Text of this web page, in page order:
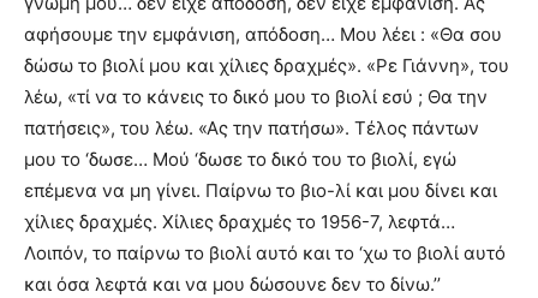
αφήσουμε την εμφάνιση, απόδοση… Μου λέει : «Θα σου
δώσω το βιολί μου και χίλιες δραχμές». «Ρε Γιάννη», του
λέω, «τί να το κάνεις το δικό μου το βιολί εσύ ; Θα την
πατήσεις», του λέω. «Ας την πατήσω». Τέλος πάντων
μου το ‘δωσε… Μού ‘δωσε το δικό του το βιολί, εγώ
επέμενα να μη γίνει. Παίρνω το βιο-λί και μου δίνει και
χίλιες δραχμές. Χίλιες δραχμές το 1956-7, λεφτά…
Λοιπόν, το παίρνω το βιολί αυτό και το ‘χω το βιολί αυτό
και όσα λεφτά και να μου δώσουνε δεν το δίνω.’’